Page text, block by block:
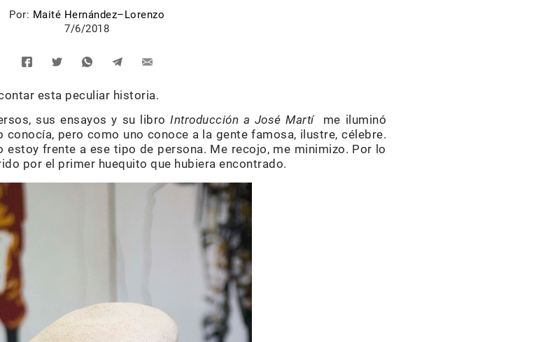
Por: Maité Hernández–Lorenzo
7/6/2018
esta peculiar historia.
sus ensayos y su libroIntroducción a José Martíme iluminó
pero como uno conoce a la gente famosa, ilustre, célebre.
estoy frente a ese tipo de persona. Me recojo, me minimizo. Por lo
por el primer huequito que hubiera encontrado.